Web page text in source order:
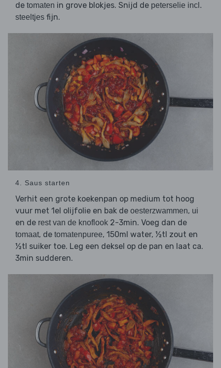
de tomaten in grove blokjes. Snijd de peterselie incl.
steeltjes fijn.
4. Saus starten
Verhit een grote koekenpan op medium tot hoog
vuur met 1el olijfolie en bak de oesterzwammen, ui
en de rest van de knoflook 2-3min. Voeg dan de
tomaat, de tomatenpuree, 150ml water, ½tl zout en
½tl suiker toe. Leg een deksel op de pan en laat ca.
3min sudderen.